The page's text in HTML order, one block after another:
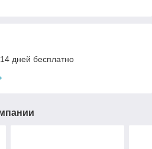
дней бесплатно